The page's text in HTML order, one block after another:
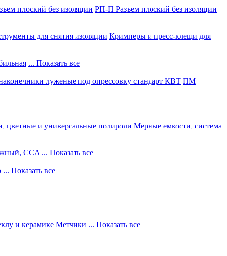
плоский без изоляции РП-П Разъем плоский без изоляции
для снятия изоляции Кримперы и пресс-клещи для
... Показать все
луженые под опрессовку стандарт КВТ ПМ
цветные и универсальные полироли Мерные емкости, система
CCA ... Показать все
... Показать все
и керамике Метчики ... Показать все